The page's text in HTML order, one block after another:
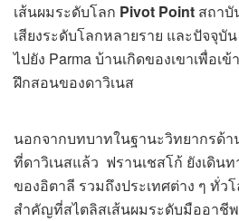
เส้นผมระดับโลก Pivot Point สถา
เสียงระดับโลกหลายราย และปัจจุบั
ไปยัง Parma บ้านเกิดของเขาเพื่อเ
ฝึกสอนของดาวิเนส
นอกจากบทบาทในฐานะวิทยากรด้
ที่ดาวิเนสแล้ว ฟรานเชสโก้ ยังเดิน
ของอิตาลี รวมถึงประเทศต่าง ๆ ทั่ว
สำคัญที่สไตลิสเส้นผมระดับมืออาชี